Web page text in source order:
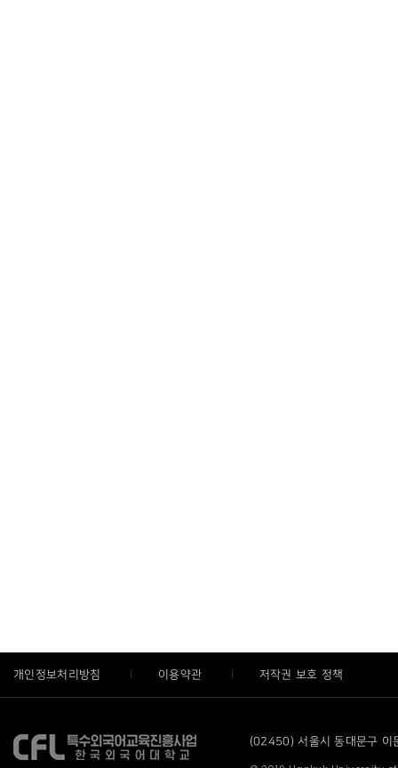
개인정보처리방침 이용약관 저작권 보호 정책
(02450) 서울시 동대문구